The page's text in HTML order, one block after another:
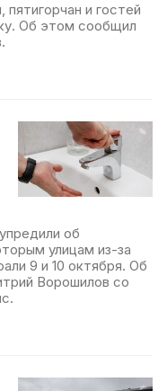
и гостей
Об этом сообщил
об
улицам из-за
9 и 10 октября. Об
Ворошилов со